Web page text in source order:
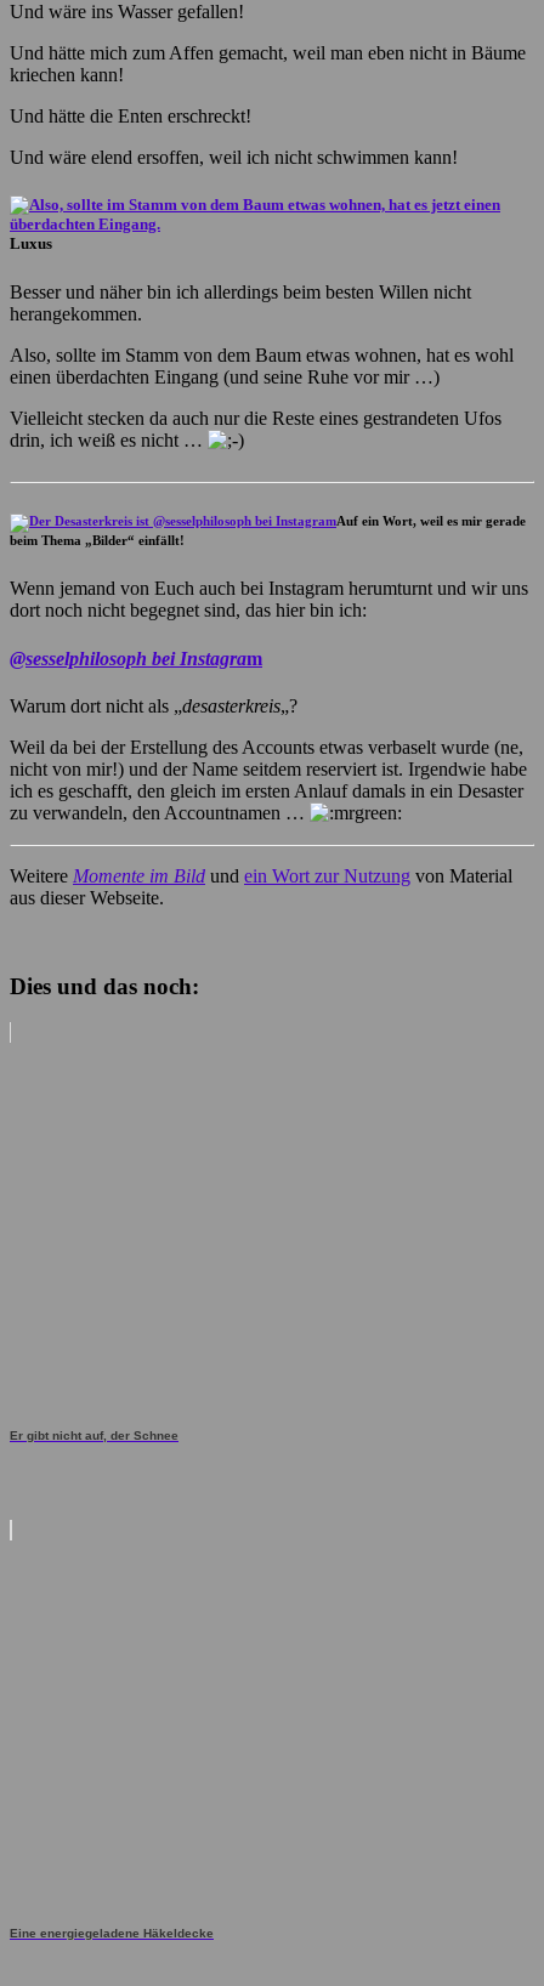
Und wäre ins Wasser gefallen!
Und hätte mich zum Affen gemacht, weil man eben nicht in Bäume
kriechen kann!
Und hätte die Enten erschreckt!
Und wäre elend ersoffen, weil ich nicht schwimmen kann!
Luxus
Besser und näher bin ich allerdings beim besten Willen nicht
herangekommen.
Also, sollte im Stamm von dem Baum etwas wohnen, hat es wohl
einen überdachten Eingang (und seine Ruhe vor mir …)
Vielleicht stecken da auch nur die Reste eines gestrandeten Ufos
drin, ich weiß es nicht …
Auf ein Wort, weil es mir gerade
beim Thema „Bilder“ einfällt!
Wenn jemand von Euch auch bei Instagram herumturnt und wir uns
dort noch nicht begegnet sind, das hier bin ich:
@sesselphilosoph bei Instagram
Warum dort nicht als „desasterkreis„?
Weil da bei der Erstellung des Accounts etwas verbaselt wurde (ne,
nicht von mir!) und der Name seitdem reserviert ist. Irgendwie habe
ich es geschafft, den gleich im ersten Anlauf damals in ein Desaster
zu verwandeln, den Accountnamen …
Weitere Momente im Bild und ein Wort zur Nutzung von Material
aus dieser Webseite.
Dies und das noch:
Er gibt nicht auf, der Schnee
Eine energiegeladene Häkeldecke